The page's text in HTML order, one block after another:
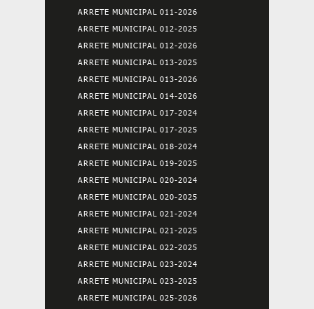
ARRETE MUNICIPAL 011-2026
ARRETE MUNICIPAL 012-2025
ARRETE MUNICIPAL 012-2026
ARRETE MUNICIPAL 013-2025
ARRETE MUNICIPAL 013-2026
ARRETE MUNICIPAL 014-2026
ARRETE MUNICIPAL 017-2024
ARRETE MUNICIPAL 017-2025
ARRETE MUNICIPAL 018-2024
ARRETE MUNICIPAL 019-2025
ARRETE MUNICIPAL 020-2024
ARRETE MUNICIPAL 020-2025
ARRETE MUNICIPAL 021-2024
ARRETE MUNICIPAL 021-2025
ARRETE MUNICIPAL 022-2025
ARRETE MUNICIPAL 023-2024
ARRETE MUNICIPAL 023-2025
ARRETE MUNICIPAL 025-2026